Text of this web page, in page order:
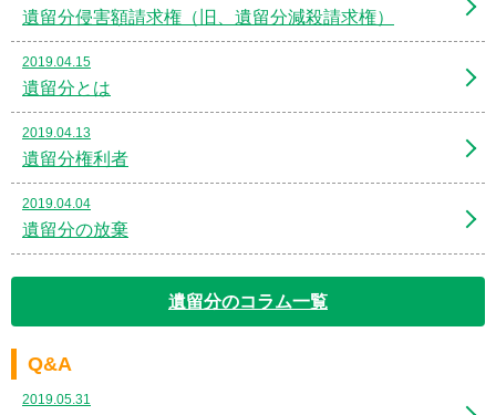
遺留分侵害額請求権（旧、遺留分減殺請求権）
2019.04.15
遺留分とは
2019.04.13
遺留分権利者
2019.04.04
遺留分の放棄
遺留分のコラム一覧
Q&A
2019.05.31